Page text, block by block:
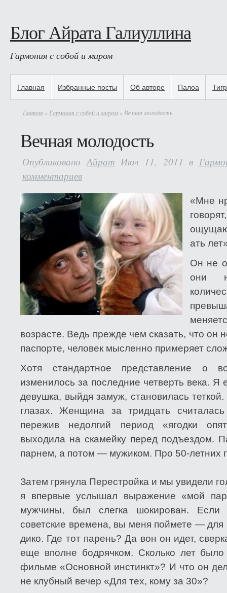
Блог Айрата Галиуллина
Гармония с собой и миром
Главная Избранные посты Об авторе Палоа
Главная » Гармония с собой и миром » Вечная молодость
Вечная молодость
Опубликовано Айрат Июл 11, 2011 в
комментариев
«Мне
ать
Он не
они
возрасте. Ведь прежде чем сказать, что он
паспорте, человек мысленно примеряет
Хотя стандартное представление о
изменилось за последние четверть века. Я
девушка, выйдя замуж, становилась
глазах. Женщина за тридцать
пережив недолгий период «ягодки
выходила на скамейку перед подъездом.
парнем, а потом — мужиком. Про 50-летних
Затем грянула Перестройка и мы увидели
я впервые услышал выражение «мой
мужчины, был слегка шокирован.
советские времена, вы меня поймете —
дико. Где тот парень? Да вон он идет,
еще вполне бодрячком. Сколько лет
фильме «Основной инстинкт»? И что он
не клубный вечер «Для тех, кому за 30»?